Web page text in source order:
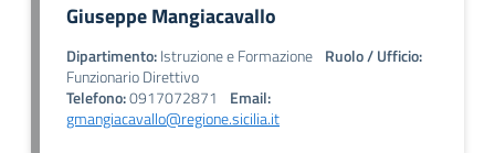
Giuseppe Mangiacavallo
Dipartimento:Istruzione e Formazione Ruolo / Ufficio:
Funzionario Direttivo
Telefono:0917072871
Email:
gmangiacavallo@regione.sicilia.it